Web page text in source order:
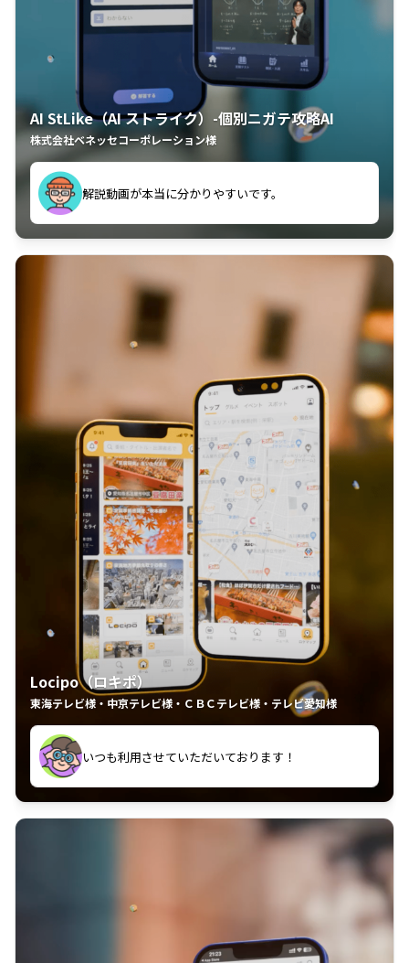
AI StLike（AI ストライク）-個別ニガテ攻略AI
株式会社ベネッセコーポレーション様
古文漢文を主に使わせていただいているが、復習する
のに非常に役立っている。
解説動画が本当に分かりやすいです。
Locipo（ロキポ）
東海テレビ様・中京テレビ様・ＣＢＣテレビ様・テレビ愛知様
中京テレビのおもしろ番組が視聴可能地域外からも見
れるの嬉しいポイント
いつも利用させていただいております！